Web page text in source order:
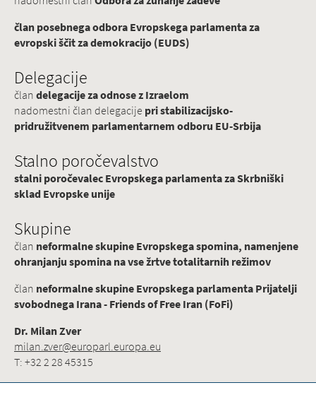
član posebnega odbora Evropskega parlamenta za
evropski ščit za demokracijo (EUDS)
Delegacije
člandelegacije za odnose z Izraelom
nadomestni član delegacije pri stabilizacijsko-
pridružitvenem parlamentarnem odboru EU-Srbija
Stalno poročevalstvo
stalni poročevalec Evropskega parlamenta za Skrbniški
sklad Evropske unije
Skupine
član neformalne skupine Evropskega spomina, namenjene
ohranjanju spomina na vse žrtve totalitarnih režimov
član neformalne skupine Evropskega parlamenta Prijatelji
svobodnega Irana - Friends of Free Iran (FoFi)
Dr. Milan Zver
milan.zver@europarl.europa.eu
T: +32 2 28 45315